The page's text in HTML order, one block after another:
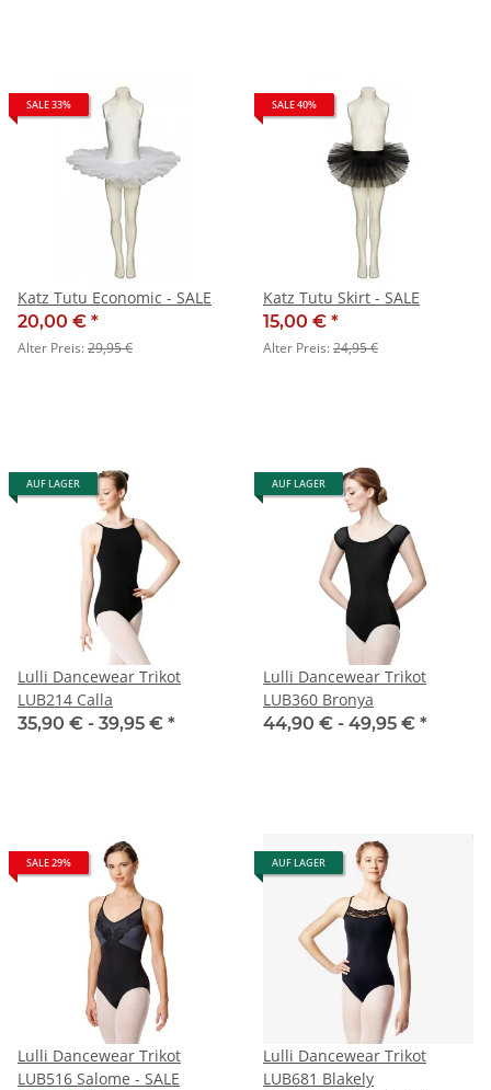
SALE 33%
Katz Tutu Economic - SALE
20,00 € *
Alter Preis:29,95 €
SALE 40%
Katz Tutu Skirt - SALE
15,00 € *
Alter Preis:24,95 €
AUF LAGER
Lulli Dancewear Trikot
LUB214 Calla
35,90 € - 39,95 € *
AUF LAGER
Lulli Dancewear Trikot
LUB360 Bronya
44,90 € - 49,95 € *
SALE 29%
Lulli Dancewear Trikot
LUB516 Salome - SALE
AUF LAGER
Lulli Dancewear Trikot
LUB681 Blakely